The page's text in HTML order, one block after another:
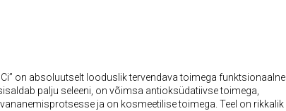
Ci” on absoluutselt looduslik tervendava toimega funktsionaalne
palju seleeni, on võimsa antioksüdatiivse toimega,
ja on kosmeetilise toimega. Teel on rikkalik